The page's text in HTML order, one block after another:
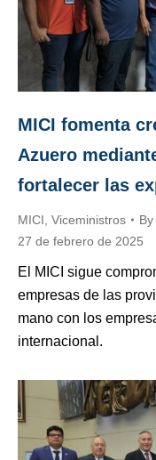
MICI fomenta
Azuero
fortalecer las
MICI Viceministros By
27 de febrero de 2025
El MICI sigue
empresas de las
mano con los
internacional.